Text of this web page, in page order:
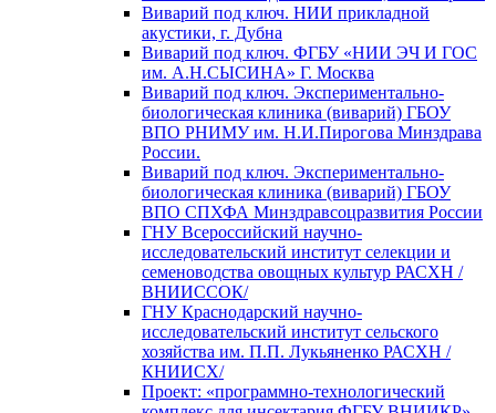
Виварий под ключ. НИИ прикладной
акустики, г. Дубна
Виварий под ключ. ФГБУ «НИИ ЭЧ И ГОС
им. А.Н.СЫСИНА» Г. Москва
Виварий под ключ. Экспериментально-
биологическая клиника (виварий) ГБОУ
ВПО РНИМУ им. Н.И.Пирогова Минздрава
России.
Виварий под ключ. Экспериментально-
биологическая клиника (виварий) ГБОУ
ВПО СПХФА Минздравсоцразвития России
ГНУ Всероссийский научно-
исследовательский институт селекции и
семеноводства овощных культур РАСХН /
ВНИИССОК/
ГНУ Краснодарский научно-
исследовательский институт сельского
хозяйства им. П.П. Лукьяненко РАСХН /
КНИИСХ/
Проект: «программно-технологический